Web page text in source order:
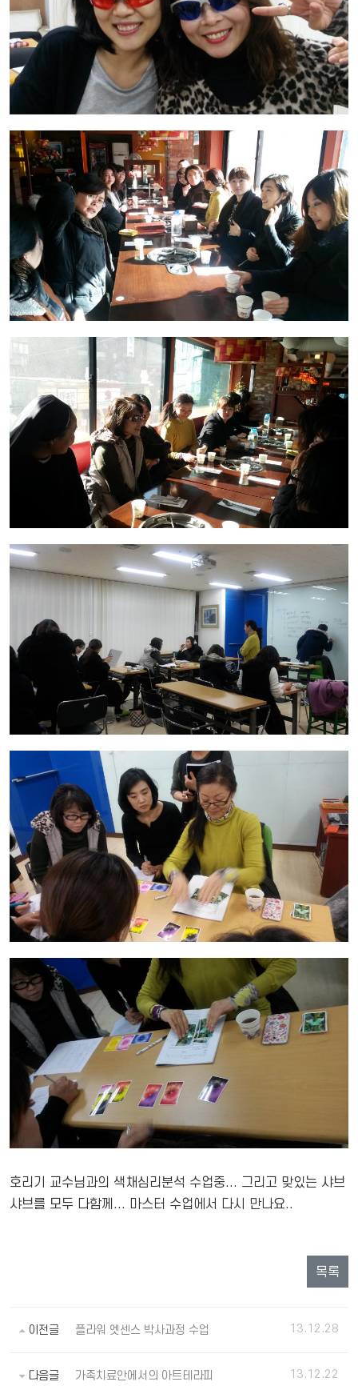
호리기 교수님과의 색채심리분석 수업중... 그리고 맞있는 샤브
샤브를 모두 다함께... 마스터 수업에서 다시 만나요..
목록
이전글 플라워 엣센스 박사과정 수업 13.12.28
다음글 가족치료안에서의 아트테라피 13.12.22